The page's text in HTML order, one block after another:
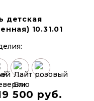
детская
10.31.01
500 руб.